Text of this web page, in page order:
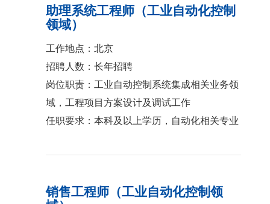
助理系统工程师（工业自动化控制
领域）
工作地点：北京
招聘人数：长年招聘
岗位职责：工业自动控制系统集成相关业务领
域，工程项目方案设计及调试工作
任职要求：本科及以上学历，自动化相关专业
销售工程师（工业自动化控制领